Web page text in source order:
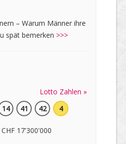
– Warum Männer ihre
spät bemerken >>>
Lotto Zahlen »
14 41 42 4
17'300'000